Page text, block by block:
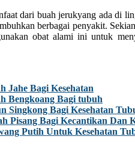
dari buah jerukyang ada di
berbagai penyakit.
obat alami ini untuk
Jahe Bagi Kesehatan
Bengkoang Bagi tubuh
Singkong Bagi Kesehatan
Pisang Bagi Kecantikan Dan
Putih Untuk Kesehatan